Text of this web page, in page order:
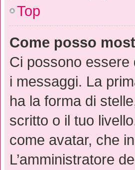
Top
Come posso
Ci possono essere
i messaggi. La
ha la forma di
scritto o il tuo
come avatar, che
L’amministratore